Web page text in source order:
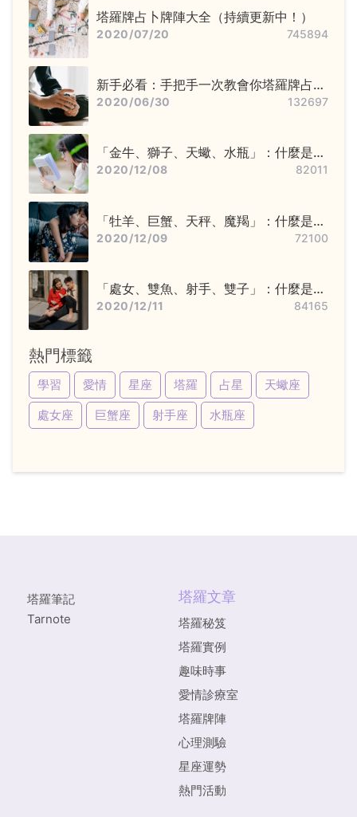
塔羅牌占卜牌陣大全（持續更新中！）
2020/07/20 745894
新手必看：手把手一次教會你塔羅牌占卜
步驟——洗牌＋切牌、抽牌、排牌陣！
2020/06/30 132697
「金牛、獅子、天蠍、水瓶」：什麼是固
定星座，他們又該怎麼追？
2020/12/08 82011
「牡羊、巨蟹、天秤、魔羯」：什麼是基
本星座，他們又該怎麼追？
2020/12/09 72100
「處女、雙魚、射手、雙子」：什麼是變
動星座，他們又該怎麼追？
2020/12/11 84165
熱門標籤
學習 愛情 星座 塔羅 占星
天蠍座
處女座
巨蟹座 射手座 水瓶座
塔羅筆記
Tarnote
塔羅文章
塔羅秘笈
塔羅實例
趣味時事
愛情診療室
塔羅牌陣
心理測驗
星座運勢
熱門活動